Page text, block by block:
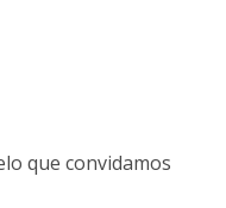
que convidamos